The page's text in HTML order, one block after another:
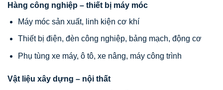
Hàng công nghiệp – thiết bị máy móc
Máy móc sản xuất, linh kiện cơ khí
Thiết bị điện, đèn công nghiệp, bảng mạch, động cơ
Phụ tùng xe máy, ô tô, xe nâng, máy công trình
Vật liệu xây dựng – nội thất